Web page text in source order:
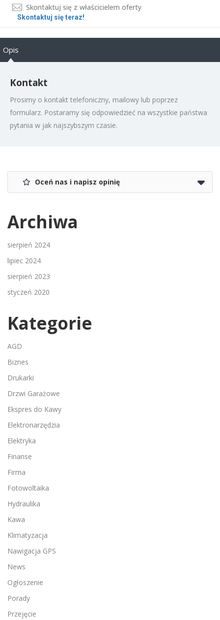
Skontaktuj się z właścicielem oferty
Skontaktuj się teraz!
Opis
Kontakt
Prosimy o kontakt telefoniczny, mailowy lub poprzez
formularz. Postaramy się odpowiedzieć na wszystkie państwa
pytania w jak najszybszym czasie.
Oceń nas i napisz opinię
Archiwa
sierpień 2024
lipiec 2024
sierpień 2023
styczeń 2020
Kategorie
AGD
Biznes
Drukarki
Drzwi Garażowe
Ekspres do Kawy
Elektronarzędzia
Elektryka
Finanse
Firma
Fotowoltaika
Hydraulika
Kawa
Klimatyzacja
Nawigacja GPS
News
Ogłoszenie
Porady
Przejęcie